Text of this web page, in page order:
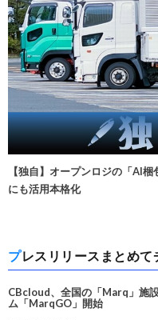
【独自】オープンロジの「AI
にも活用本格化
プレスリリースまとめ
CBcloud、全国の「Marq」施
ム「MarqGO」開始